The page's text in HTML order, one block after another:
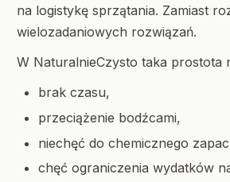
na logistykę sprzątania. Zamiast
wielozadaniowych rozwiązań.
W NaturalnieCzysto taka prostota
brak czasu,
przeciążenie bodźcami,
niechęć do chemicznego
chęć ograniczenia wydatków